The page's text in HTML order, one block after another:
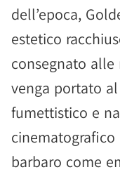
dell’epoca,
estetico
consegnato
venga portato
fumettistico e
barbaro come